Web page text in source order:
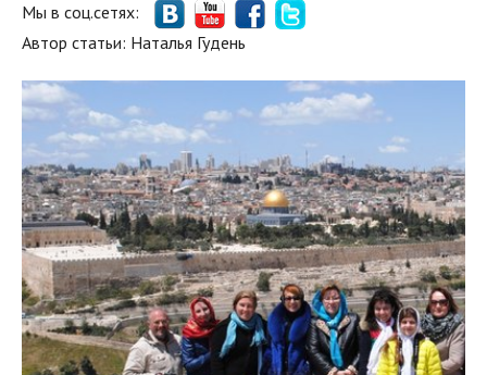
Мы в соц.сетях:
Автор статьи: Наталья Гудень